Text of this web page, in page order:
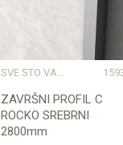
SVE ŠTO VAM TREBA ZA PROFESIONALNU MONTAŽU
ZAVRŠNI PROFIL C
ROCKO SREBRNI
2800mm